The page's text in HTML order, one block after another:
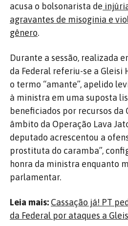
acusa o bolsonarista de
agravantes de misoginia e
gênero.
Durante a sessão, realizada
da Federal referiu-se a Gleisi
o termo “amante”, apelido
à ministra em uma suposta
beneficiados por recursos da
âmbito da Operação Lava
deputado acrescentou a
prostituta do caramba”,
honra da ministra enquanto
parlamentar.
Leia mais: Cassação já! PT
da Federal por ataques a